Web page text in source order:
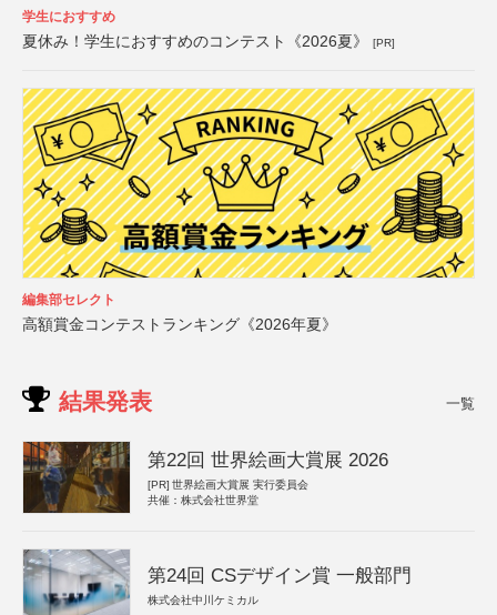
学生におすすめ
夏休み！学生におすすめのコンテスト《2026夏》 [PR]
編集部セレクト
高額賞金コンテストランキング《2026年夏》
結果発表 一覧
第22回 世界絵画大賞展 2026
[PR] 世界絵画大賞展 実行委員会
共催：株式会社世界堂
第24回 CSデザイン賞 一般部門
株式会社中川ケミカル